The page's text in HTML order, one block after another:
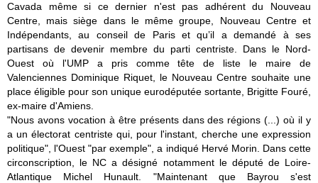
Cavada même si ce dernier n'est pas adhérent du Nouveau
Centre, mais siège dans le même groupe, Nouveau Centre et
Indépendants, au conseil de Paris et qu’il a demandé à ses
partisans de devenir membre du parti centriste. Dans le Nord-
Ouest où l'UMP a pris comme tête de liste le maire de
Valenciennes Dominique Riquet, le Nouveau Centre souhaite une
place éligible pour son unique eurodéputée sortante, Brigitte Fouré,
ex-maire d'Amiens.
"Nous avons vocation à être présents dans des régions (...) où il y
a un électorat centriste qui, pour l'instant, cherche une expression
politique", l'Ouest "par exemple", a indiqué Hervé Morin. Dans cette
circonscription, le NC a désigné notamment le député de Loire-
Atlantique Michel Hunault. "Maintenant que Bayrou s'est